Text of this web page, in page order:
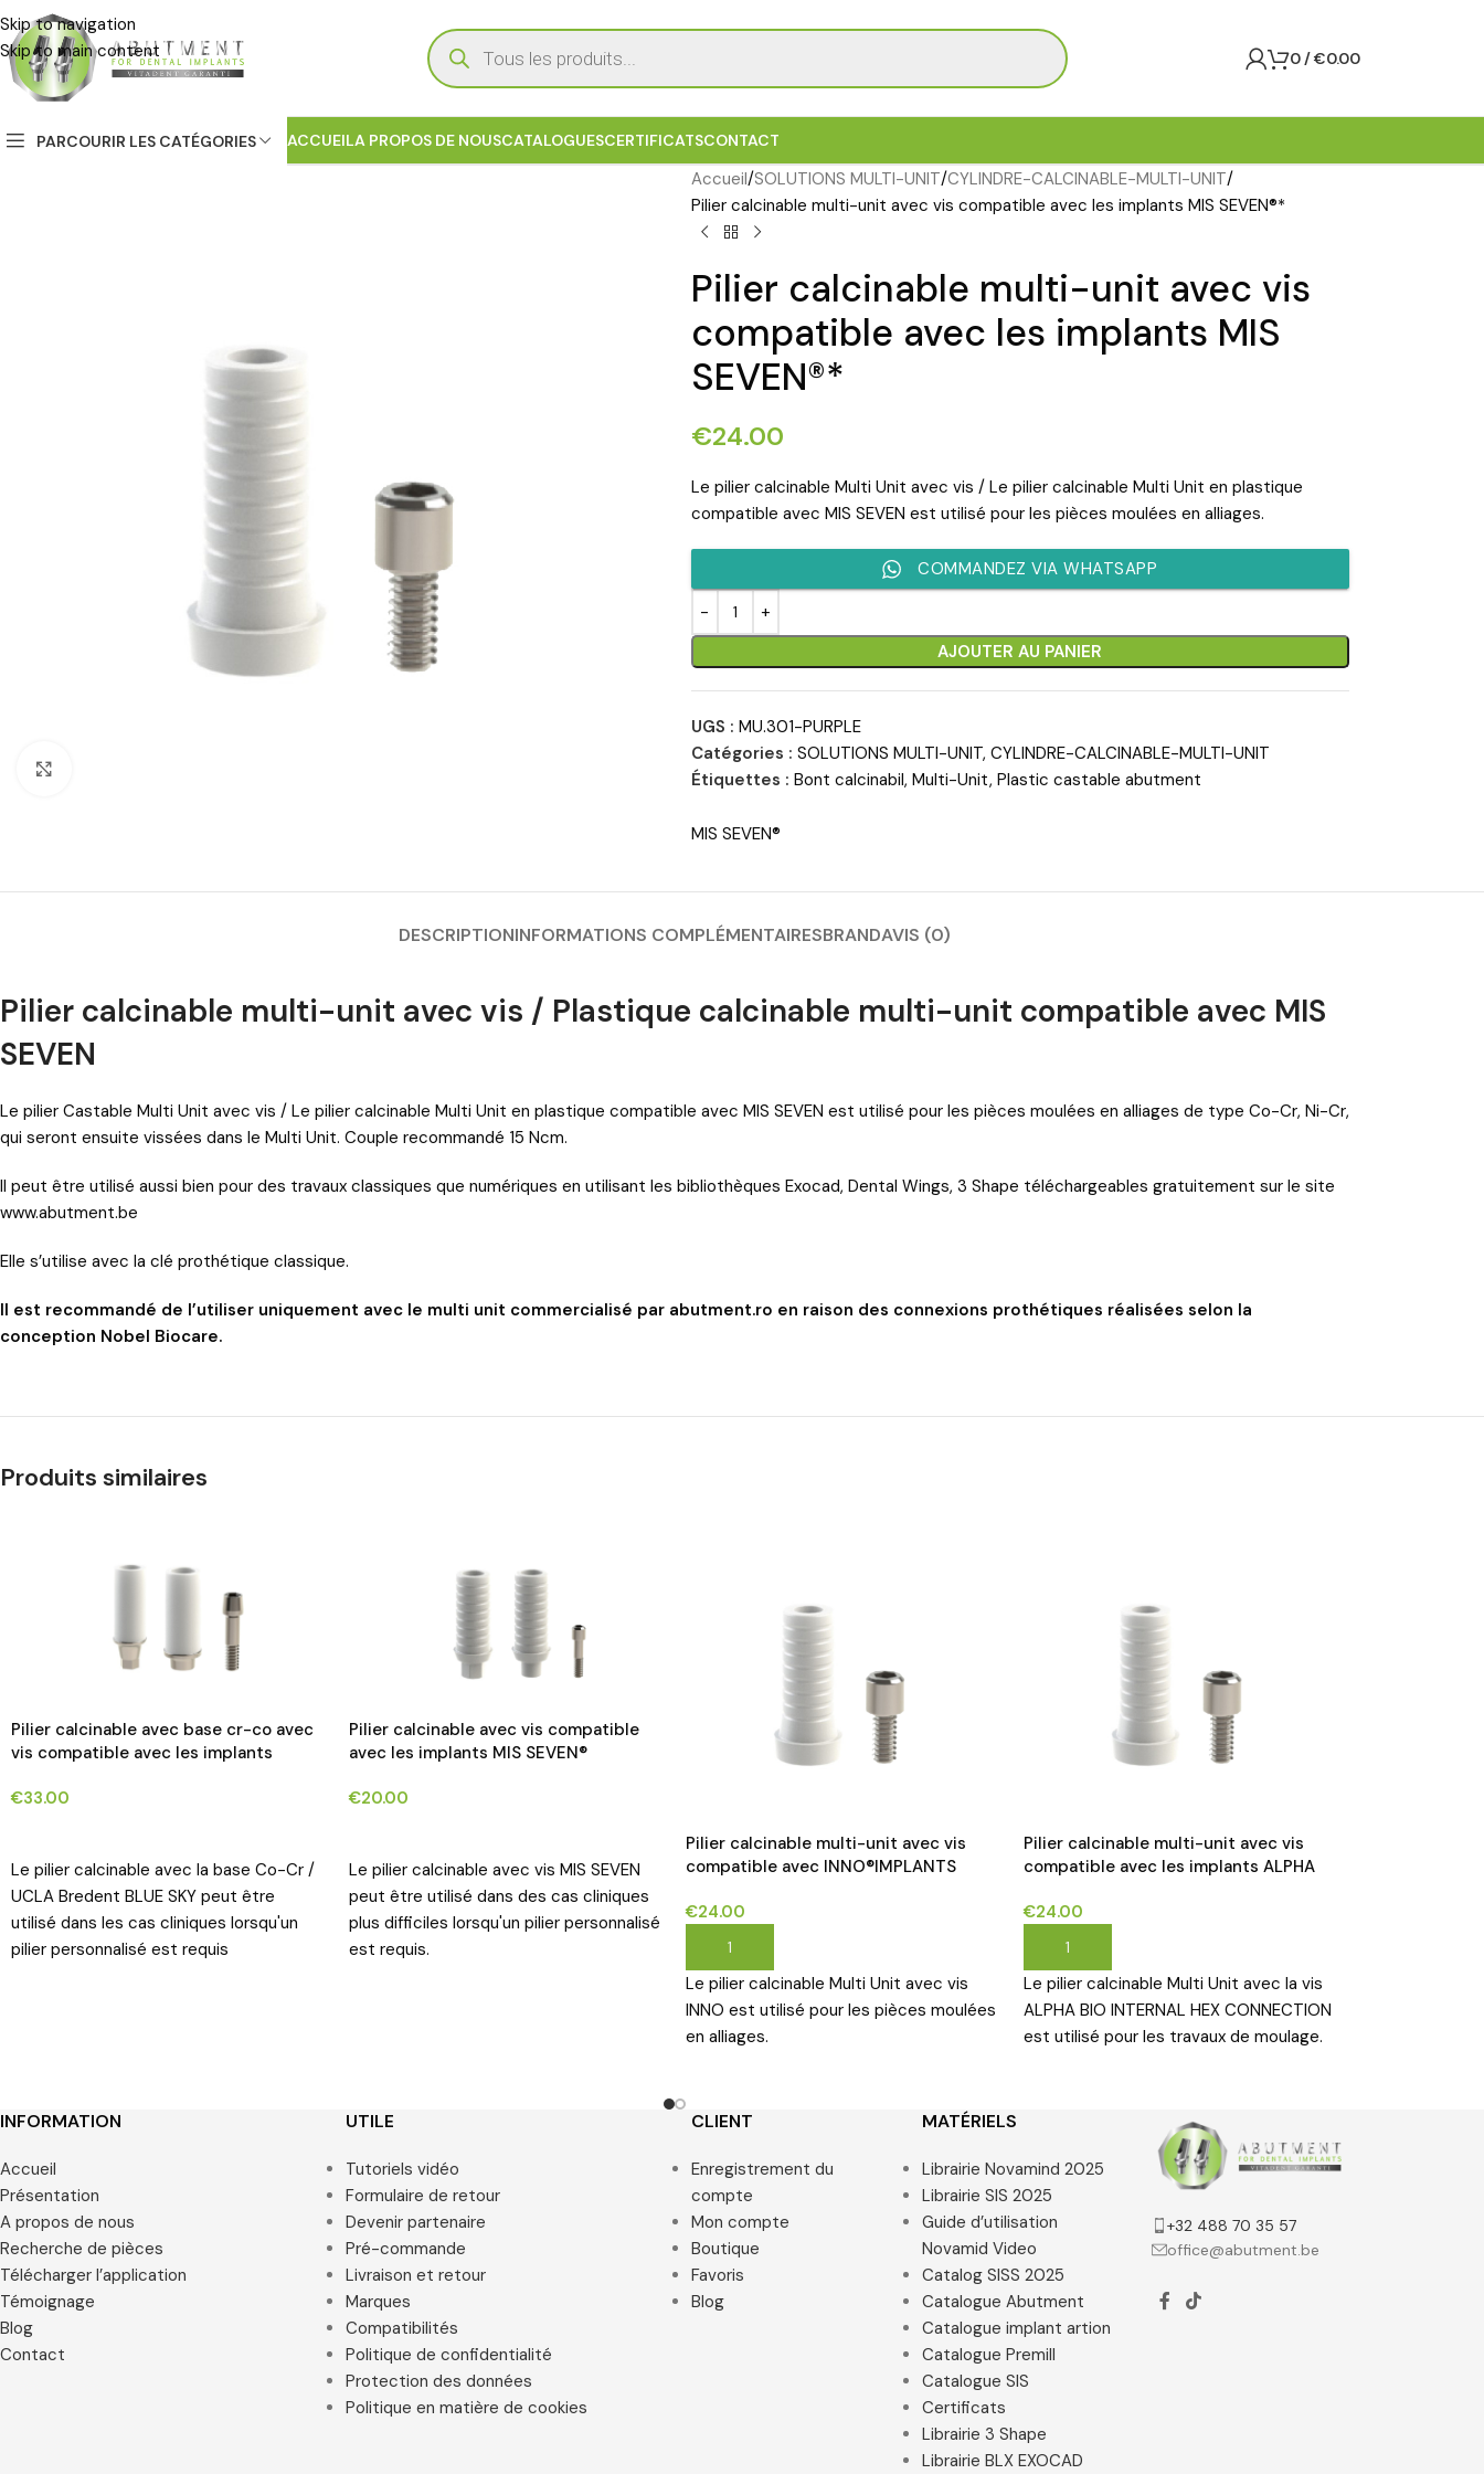
Skip to navigation
Skip to main content
0 /€0.00
PARCOURIR LES CATÉGORIES ACCUEILA PROPOS DE NOUSCATALOGUESCERTIFICATSCONTACT
Accueil SOLUTIONS MULTI-UNIT CYLINDRE-CALCINABLE-MULTI-UNIT
Pilier calcinable multi-unit avec vis compatible avec les implants MIS SEVEN®*
Pilier calcinable multi-unit avec vis
compatible avec les implants MIS
SEVEN®*
€24.00
Le pilier calcinable Multi Unit avec vis / Le pilier calcinable Multi Unit en plastique
compatible avec MIS SEVEN est utilisé pour les pièces moulées en alliages.
AJOUTER AU PANIER
COMMANDEZ VIA WHATSAPP
UGS : MU.301-PURPLE
Catégories : SOLUTIONS MULTI-UNIT, CYLINDRE-CALCINABLE-MULTI-UNIT
Étiquettes : Bont calcinabil, Multi-Unit, Plastic castable abutment
MIS SEVEN®
DESCRIPTIONINFORMATIONS COMPLÉMENTAIRESBRANDAVIS (0)
Pilier calcinable multi-unit avec vis / Plastique calcinable multi-unit compatible avec MIS
SEVEN
Le pilier Castable Multi Unit avec vis / Le pilier calcinable Multi Unit en plastique compatible avec MIS SEVEN est utilisé pour les pièces moulées en alliages de type Co-Cr, Ni-Cr,
qui seront ensuite vissées dans le Multi Unit. Couple recommandé 15 Ncm.
Il peut être utilisé aussi bien pour des travaux classiques que numériques en utilisant les bibliothèques Exocad, Dental Wings, 3 Shape téléchargeables gratuitement sur le site
www.abutment.be
Elle s’utilise avec la clé prothétique classique.
Il est recommandé de l’utiliser uniquement avec le multi unit commercialisé par abutment.ro en raison des connexions prothétiques réalisées selon la
conception Nobel Biocare.
Produits similaires
Pilier calcinable avec base cr-co avec
vis compatible avec les implants
€33.00
Le pilier calcinable avec la base Co-Cr /
UCLA Bredent BLUE SKY peut être
utilisé dans les cas cliniques lorsqu'un
pilier personnalisé est requis
Pilier calcinable avec vis compatible
avec les implants MIS SEVEN®
€20.00
Le pilier calcinable avec vis MIS SEVEN
peut être utilisé dans des cas cliniques
plus difficiles lorsqu'un pilier personnalisé
est requis.
Pilier calcinable multi-unit avec vis
compatible avec INNO®IMPLANTS
€24.00
AJOUTER AU PANIER
Le pilier calcinable Multi Unit avec vis
INNO est utilisé pour les pièces moulées
en alliages.
Pilier calcinable multi-unit avec vis
compatible avec les implants ALPHA
€24.00
AJOUTER AU PANIER
Le pilier calcinable Multi Unit avec la vis
ALPHA BIO INTERNAL HEX CONNECTION
est utilisé pour les travaux de moulage.
INFORMATION
Accueil
Présentation
A propos de nous
Recherche de pièces
Télécharger l’application
Témoignage
Blog
Contact
UTILE
Tutoriels vidéo
Formulaire de retour
Devenir partenaire
Pré-commande
Livraison et retour
Marques
Compatibilités
Politique de confidentialité
Protection des données
Politique en matière de cookies
CLIENT
Enregistrement du
compte
Mon compte
Boutique
Favoris
Blog
MATÉRIELS
Librairie Novamind 2025
Librairie SIS 2025
Guide d’utilisation
Novamid Video
Catalog SISS 2025
Catalogue Abutment
Catalogue implant artion
Catalogue Premill
Catalogue SIS
Certificats
Librairie 3 Shape
Librairie BLX EXOCAD
+32 488 70 35 57
office@abutment.be